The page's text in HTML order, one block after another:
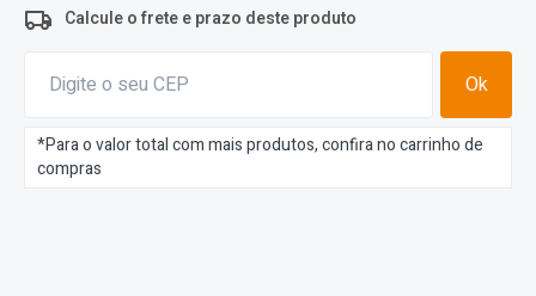
Calcule o frete e prazo deste produto
Ok
*Para o valor total com mais produtos, confira no carrinho de
compras